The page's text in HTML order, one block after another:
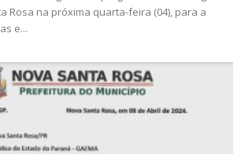
Rosa na próxima quarta-feira (04), para a
e...